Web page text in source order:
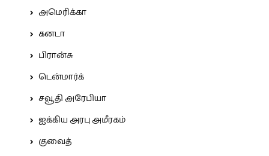
அமெரிக்கா
கனடா
பிரான்சு
டென்மார்க்
சவூதி அரேபியா
ஐக்கிய அரபு அமீரகம்
குவைத்